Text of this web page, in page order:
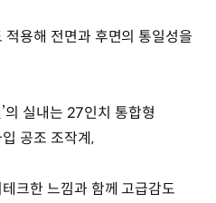
용해 전면과 후면의 통일성을
의 실내는 27인치 통합형
공조 조작계,
크한 느낌과 함께 고급감도